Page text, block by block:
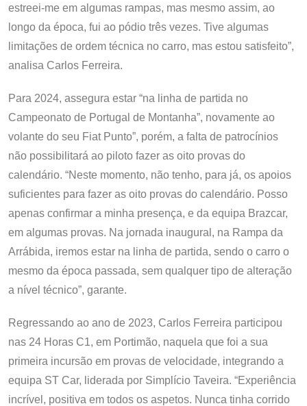
estreei-me em algumas rampas, mas mesmo assim, ao
longo da época, fui ao pódio três vezes. Tive algumas
limitações de ordem técnica no carro, mas estou satisfeito”,
analisa Carlos Ferreira.
Para 2024, assegura estar “na linha de partida no
Campeonato de Portugal de Montanha”, novamente ao
volante do seu Fiat Punto”, porém, a falta de patrocínios
não possibilitará ao piloto fazer as oito provas do
calendário. “Neste momento, não tenho, para já, os apoios
suficientes para fazer as oito provas do calendário. Posso
apenas confirmar a minha presença, e da equipa Brazcar,
em algumas provas. Na jornada inaugural, na Rampa da
Arrábida, iremos estar na linha de partida, sendo o carro o
mesmo da época passada, sem qualquer tipo de alteração
a nível técnico”, garante.
Regressando ao ano de 2023, Carlos Ferreira participou
nas 24 Horas C1, em Portimão, naquela que foi a sua
primeira incursão em provas de velocidade, integrando a
equipa ST Car, liderada por Simplício Taveira. “Experiência
incrível, positiva em todos os aspetos. Nunca tinha corrido